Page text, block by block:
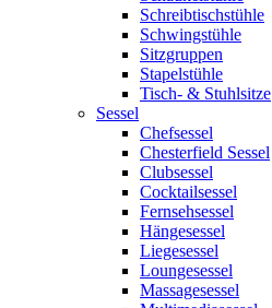
Schreibtischstühle
Schwingstühle
Sitzgruppen
Stapelstühle
Tisch- & Stuhlsitze
Sessel
Chefsessel
Chesterfield Sessel
Clubsessel
Cocktailsessel
Fernsehsessel
Hängesessel
Liegesessel
Loungesessel
Massagesessel